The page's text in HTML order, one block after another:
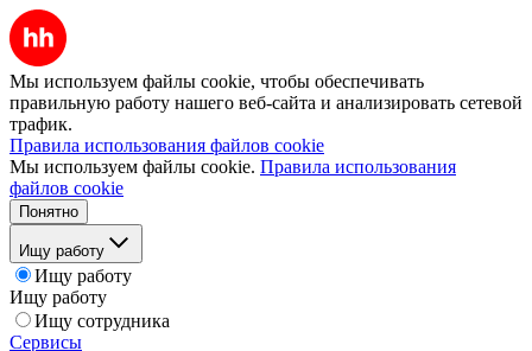
Мы используем файлы cookie, чтобы обеспечивать
правильную работу нашего веб-сайта и анализировать сетевой
трафик.
Правила использования файлов cookie
Мы используем файлы cookie. Правила использования
файлов cookie
Понятно
Ищу работу
Ищу работу
Ищу работу
Ищу сотрудника
Сервисы